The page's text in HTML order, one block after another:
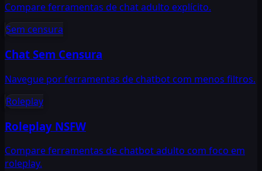
Compare ferramentas de chat adulto explícito.
Sem censura
Chat Sem Censura
Navegue por ferramentas de chatbot com menos filtros.
Roleplay
Roleplay NSFW
Compare ferramentas de chatbot adulto com foco em
roleplay.